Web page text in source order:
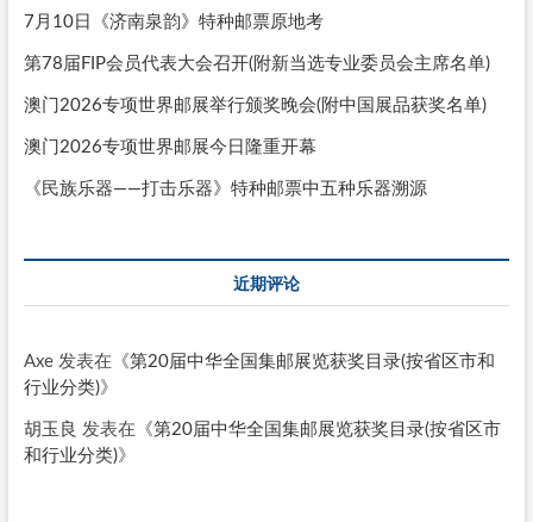
7月10日《济南泉韵》特种邮票原地考
第78届FIP会员代表大会召开(附新当选专业委员会主席名单)
澳门2026专项世界邮展举行颁奖晚会(附中国展品获奖名单)
澳门2026专项世界邮展今日隆重开幕
《民族乐器——打击乐器》特种邮票中五种乐器溯源
近期评论
Axe发表在《第20届中华全国集邮展览获奖目录(按省区市和
行业分类)》
胡玉良 发表在《第20届中华全国集邮展览获奖目录(按省区市
和行业分类)》